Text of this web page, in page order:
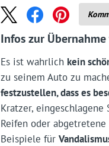
Infos zur
Es ist wahrlich kein
zu seinem Auto zu
festzustellen, dass es
Kratzer, eingeschlagene
Reifen oder
Beispiele für